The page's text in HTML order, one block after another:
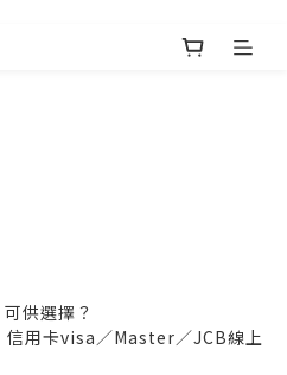
供選擇？
信用卡visa／Master／JCB線上